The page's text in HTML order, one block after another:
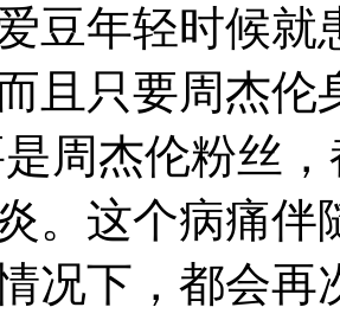
豆年轻时候就
且只要周杰伦
周杰伦粉丝
。这个病痛
况下，都会